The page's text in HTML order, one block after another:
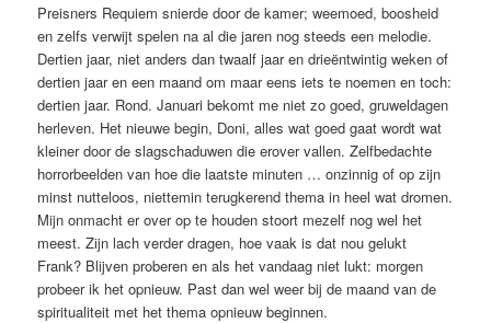
Preisners Requiem snierde door de kamer; weemoed, boosheid
en zelfs verwijt spelen na al die jaren nog steeds een melodie.
Dertien jaar, niet anders dan twaalf jaar en drieëntwintig weken of
dertien jaar en een maand om maar eens iets te noemen en toch:
dertien jaar. Rond. Januari bekomt me niet zo goed, gruweldagen
herleven. Het nieuwe begin, Doni, alles wat goed gaat wordt wat
kleiner door de slagschaduwen die erover vallen. Zelfbedachte
horrorbeelden van hoe die laatste minuten … onzinnig of op zijn
minst nutteloos, niettemin terugkerend thema in heel wat dromen.
Mijn onmacht er over op te houden stoort mezelf nog wel het
meest. Zijn lach verder dragen, hoe vaak is dat nou gelukt
Frank? Blijven proberen en als het vandaag niet lukt: morgen
probeer ik het opnieuw. Past dan wel weer bij de maand van de
spiritualiteit met het thema opnieuw beginnen.